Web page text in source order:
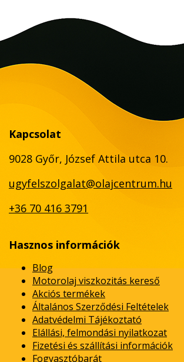
Kapcsolat
9028 Győr, József Attila utca 10.
ugyfelszolgalat@olajcentrum.hu
+36 70 416 3791
Hasznos információk
Blog
Motorolaj viszkozitás kereső
Akciós termékek
Általános Szerződési Feltételek
Adatvédelmi Tájékoztató
Elállási, felmondási nyilatkozat
Fizetési és szállítási információk
Fogyasztóbarát